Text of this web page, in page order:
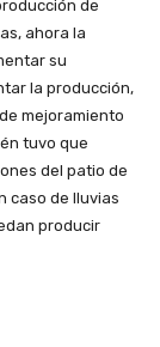
de
ahora la
su
la producción,
mejoramiento
tuvo que
del patio de
caso de lluvias
producir